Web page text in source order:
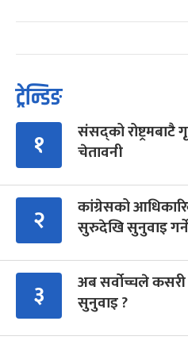
ट्रेन्डिङ
१
संसद्को रोष्ट्रमबाटै
चेतावनी
२
कांग्रेसको
सुरुदेखि सुनुवाइ गर्ने
३
अब सर्वोच्चले कसरी
सुनुवाइ ?